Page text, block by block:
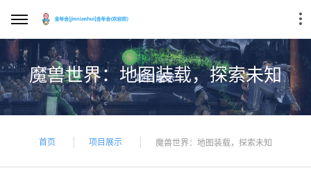
魔兽世界：地图装载，探索未知
首页 项目展示 魔兽世界：地图装载，探索未知